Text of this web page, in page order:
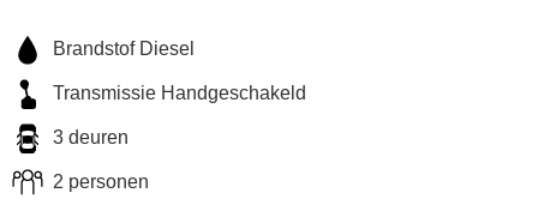
Brandstof Diesel
Transmissie Handgeschakeld
3 deuren
2 personen